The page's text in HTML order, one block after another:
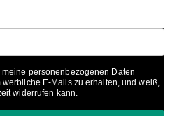
meine personenbezogenen Daten
E-Mails zu erhalten, und weiß,
widerrufen kann.